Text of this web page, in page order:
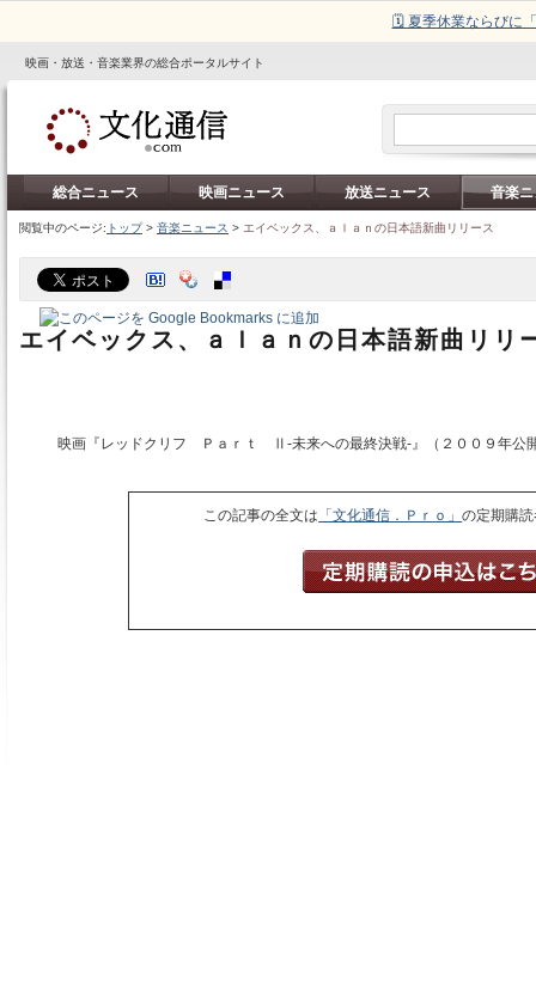
🗓️ 夏季休業ならびに
映画・放送・音楽業界の総合ポータルサイト
総合ニュース 映画ニュース 放送ニュース 音楽
閲覧中のページ: トップ> 音楽ニュース > エイベックス、ａｌａｎの日本語新曲リリース
エイベックス、ａｌａｎの日本語新曲リリ
映画『レッドクリフ Ｐａｒｔ Ⅱ‐未来への最終決戦‐』（２００９年
この記事の全文は 「文化通信．Ｐｒｏ」の定期購